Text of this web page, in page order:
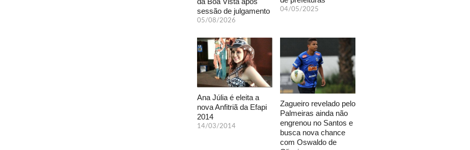
sessão de julgamento
05/08/2026
04/05/2025
Ana Júlia é eleita a
nova Anfitriã da Efapi
2014
14/03/2014
Zagueiro revelado pelo
Palmeiras ainda não
engrenou no Santos e
busca nova chance
com Oswaldo de